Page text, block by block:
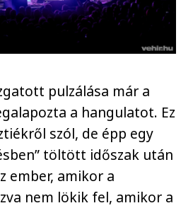
pulzálása már a
a hangulatot. Ez
szól, de épp egy
töltött időszak után
ember, amikor a
nem lökik fel, amikor a